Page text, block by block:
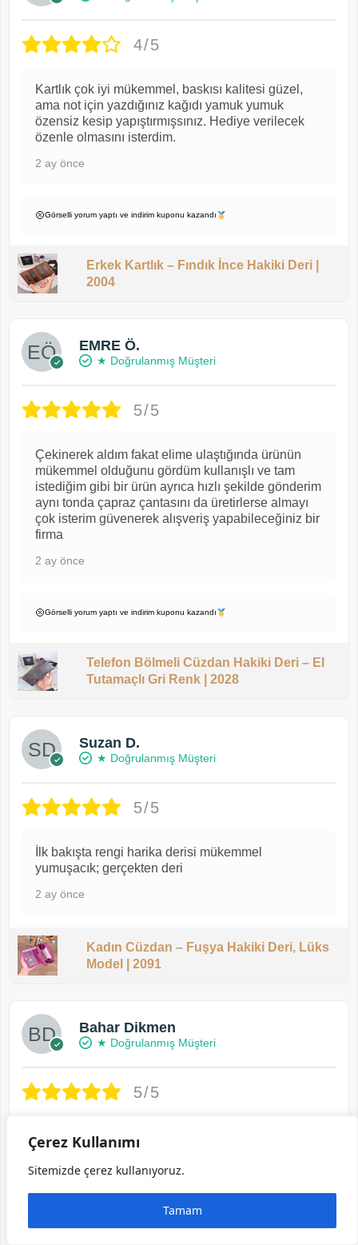
Çerez Kullanımı
Sitemizde çerez kullanıyoruz.
Tamam
4/5
Kartlık çok iyi mükemmel, baskısı kalitesi güzel,
ama not için yazdığınız kağıdı yamuk yumuk
özensiz kesip yapıştırmışsınız. Hediye verilecek
özenle olmasını isterdim.
2 ay önce
Görselli yorum yaptı ve indirim kuponu kazandı
Erkek Kartlık – Fındık İnce Hakiki Deri |
2004
EMRE Ö.
★ Doğrulanmış Müşteri
5/5
Çekinerek aldım fakat elime ulaştığında ürünün
mükemmel olduğunu gördüm kullanışlı ve tam
istediğim gibi bir ürün ayrıca hızlı şekilde gönderim
aynı tonda çapraz çantasını da üretirlerse almayı
çok isterim güvenerek alışveriş yapabileceğiniz bir
firma
2 ay önce
Görselli yorum yaptı ve indirim kuponu kazandı
Telefon Bölmeli Cüzdan Hakiki Deri – El
Tutamaçlı Gri Renk | 2028
Suzan D.
★ Doğrulanmış Müşteri
5/5
İlk bakışta rengi harika derisi mükemmel
yumuşacık; gerçekten deri
2 ay önce
Kadın Cüzdan – Fuşya Hakiki Deri, Lüks
Model | 2091
Bahar Dikmen
★ Doğrulanmış Müşteri
5/5
Kesinlikle çok memnun kaldım normalde yorum
etmek için bunu onlara borçlu hissettim
… tekrar ellerinize sağlık..